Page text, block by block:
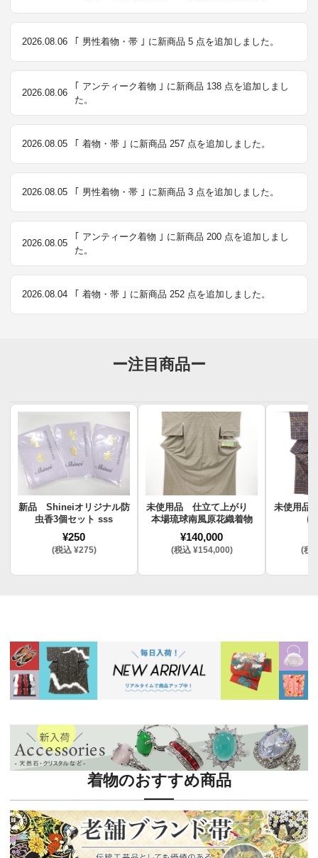
2026.08.06 ｢ 男性着物・帯 ｣ に新商品 5 点を追加しました。
2026.08.06
｢ アンティーク着物 ｣ に新商品 138 点を追加しまし
た。
2026.08.05 ｢ 着物・帯 ｣ に新商品 257 点を追加しました。
2026.08.05 ｢ 男性着物・帯 ｣ に新商品 3 点を追加しました。
2026.08.05
｢ アンティーク着物 ｣ に新商品 200 点を追加しまし
た。
2026.08.04 ｢ 着物・帯 ｣ に新商品 252 点を追加しました。
ー注目商品ー
新品 Shineiオリジナル防
虫香3個セット sss
¥250
(税込 ¥275)
未使用品 仕立て上がり
本場琉球南風原花織着物
¥140,000
(税込 ¥154,000)
未使用品
(税
着物のおすすめ商品